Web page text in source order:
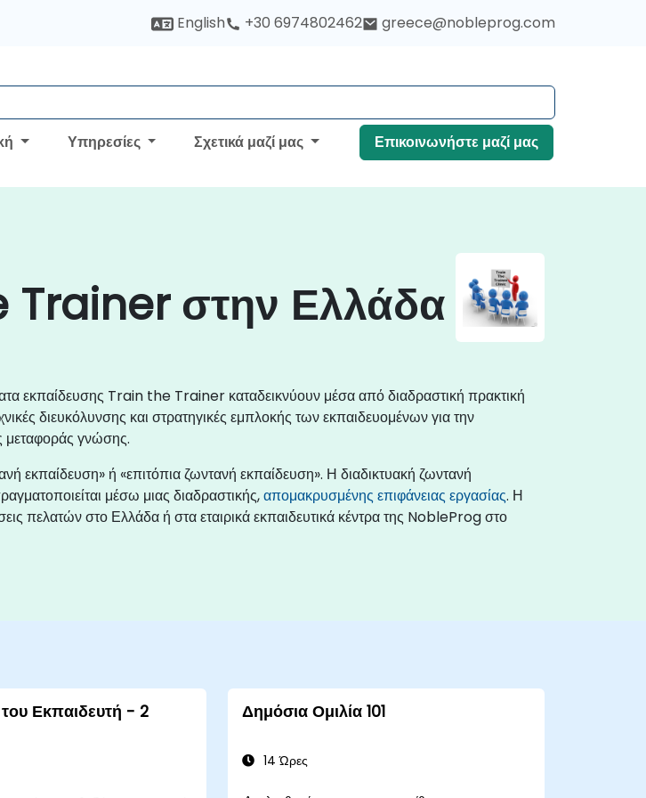
English +30 6974802462 greece@nobleprog.com
Υπηρεσίες Σχετικά μαζί μας Επικοινωνήστε μαζί μας
Trainer στην Ελλάδα
εκπαίδευσης Train the Trainer καταδεικνύουν μέσα από διαδραστική πρακτική
διευκόλυνσης και στρατηγικές εμπλοκής των εκπαιδευομένων για την
μεταφοράς γνώσης.
εκπαίδευση» ή «επιτόπια ζωντανή εκπαίδευση». Η διαδικτυακή ζωντανή
μέσω μιας διαδραστικής,απομακρυσμένης επιφάνειας εργασίας. Η
πελατών στο Ελλάδα ή στα εταιρικά εκπαιδευτικά κέντρα της NobleProg στο
Εκπαιδευτή - 2
Δημόσια Ομιλία 101
14 Ώρες